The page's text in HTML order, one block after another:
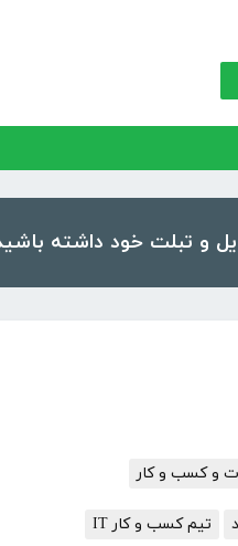
و کسب و کار
تیم کسب و کار IT